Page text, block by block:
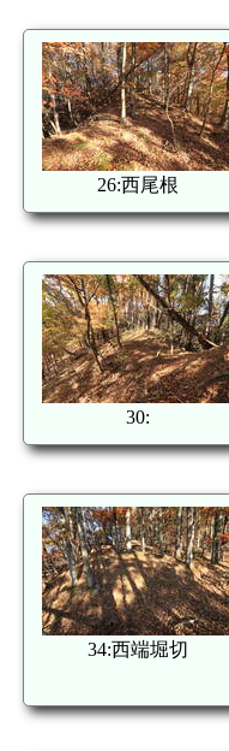
26:西尾根
30:
34:西端堀切